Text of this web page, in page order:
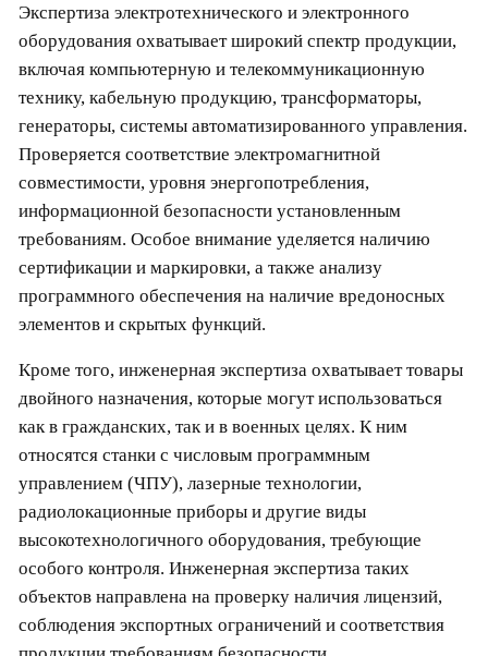
Экспертиза электротехнического и электронного
оборудования охватывает широкий спектр продукции,
включая компьютерную и телекоммуникационную
технику, кабельную продукцию, трансформаторы,
генераторы, системы автоматизированного управления.
Проверяется соответствие электромагнитной
совместимости, уровня энергопотребления,
информационной безопасности установленным
требованиям. Особое внимание уделяется наличию
сертификации и маркировки, а также анализу
программного обеспечения на наличие вредоносных
элементов и скрытых функций.
Кроме того, инженерная экспертиза охватывает товары
двойного назначения, которые могут использоваться
как в гражданских, так и в военных целях. К ним
относятся станки с числовым программным
управлением (ЧПУ), лазерные технологии,
радиолокационные приборы и другие виды
высокотехнологичного оборудования, требующие
особого контроля. Инженерная экспертиза таких
объектов направлена на проверку наличия лицензий,
соблюдения экспортных ограничений и соответствия